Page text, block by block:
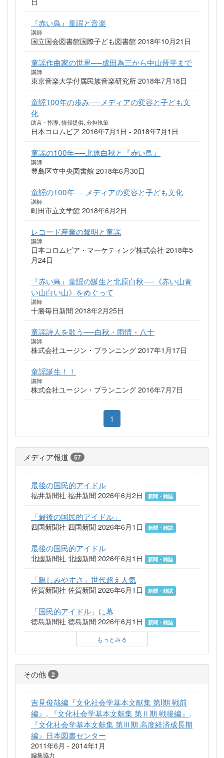
『赤い鳥』童謡と音楽
講師
国立国会図書館国際子ども図書館 2018年10月21日
童謡作曲家の世界──成田為三から中山晋平まで
講師
東京音楽大学付属民族音楽研究所 2018年7月18日
童謡100年の歩み──メディアの変容と子ども文
化
助言・指導, 情報提供, 分担執筆
日本コロムビア 2016年7月1日 - 2018年7月1日
童謡の100年──北原白秋と『赤い鳥』
講師
豊島区立中央図書館 2018年6月30日
童謡の100年──メディアの変容と子ども文化
講師
町田市立文学館 2018年6月2日
レコード産業の黎明と童謡
講師
日本コロムビア・マーケティング株式会社 2018年5
月24日
『赤い鳥』童謡の誕生と北原白秋──《赤い山青
い山白い山》をめぐって
講師
十勝毎日新聞 2018年2月25日
童謡詩人を歌う──白秋・雨情・八十
講師
株式会社ユージン・プランニング 2017年1月17日
童謡誕生！！
講師
株式会社ユージン・プランニング 2016年7月7日
1
メディア報道 57
最後の国民的アイドル
福井新聞社 福井新聞 2026年6月2日 新聞・雑誌
「最後の国民的アイドル」
四国新聞社 四国新聞 2026年6月1日 新聞・雑誌
最後の国民的アイドル
北國新聞社 北國新聞 2026年6月1日 新聞・雑誌
「親しみやすさ」世代超え人気
佐賀新聞社 佐賀新聞 2026年6月1日 新聞・雑誌
「国民的アイドル」に幕
徳島新聞社 徳島新聞 2026年6月1日 新聞・雑誌
もっとみる
その他 2
吉見俊哉編『文化社会学基本文献集 第I期 戦前
編』, 『文化社会学基本文献集 第Ⅱ期 戦後編』,
『文化社会学基本文献集 第Ⅲ期 高度経済成長期
編』日本図書センター
2011年6月 - 2014年1月
編集協力